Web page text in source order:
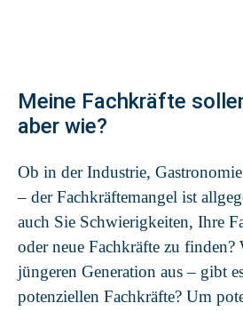
Meine Fachkräfte
aber wie?
Ob in der Industrie,
– der Fachkräftemangel ist
auch Sie Schwierigkeiten, Ihre
oder neue Fachkräfte zu finden?
jüngeren Generation aus – gibt
potenziellen Fachkräfte? Um